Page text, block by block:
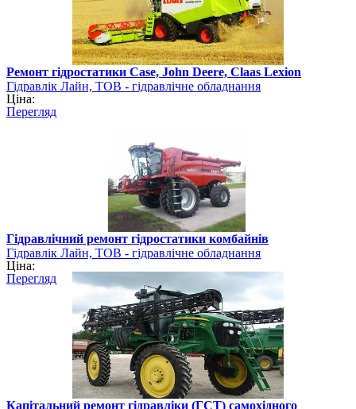
Ремонт гідростатики Case, John Deere, Claas Lexion
Гідравлік Лайн, ТОВ - гідравлічне обладнання
Ціна:
Перегляд
Гідравлічний ремонт гідростатики комбайнів
Гідравлік Лайн, ТОВ - гідравлічне обладнання
Ціна:
Перегляд
Капітальний ремонт гідравліки (ГСТ) самохідного